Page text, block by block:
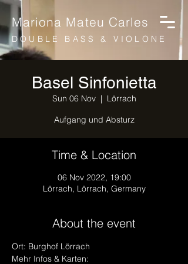
Mariona Mateu Carles
DOUBLE BASS & VIOLONE
Basel Sinfonietta
Sun 06 Nov
  |
Lörrach
Aufgang und Absturz
Time & Location
06 Nov 2022, 19:00
Lörrach, Lörrach, Germany
About the event
Ort: Burghof Lörrach
Mehr Infos & Karten: